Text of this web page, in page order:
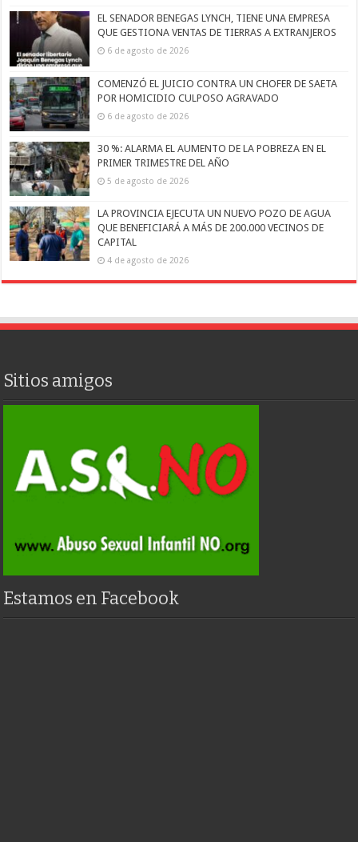
EL SENADOR BENEGAS LYNCH, TIENE UNA EMPRESA
QUE GESTIONA VENTAS DE TIERRAS A EXTRANJEROS
6 de agosto de 2026
COMENZÓ EL JUICIO CONTRA UN CHOFER DE SAETA
POR HOMICIDIO CULPOSO AGRAVADO
6 de agosto de 2026
30 %: ALARMA EL AUMENTO DE LA POBREZA EN EL
PRIMER TRIMESTRE DEL AÑO
5 de agosto de 2026
LA PROVINCIA EJECUTA UN NUEVO POZO DE AGUA
QUE BENEFICIARÁ A MÁS DE 200.000 VECINOS DE
CAPITAL
4 de agosto de 2026
Sitios amigos
Estamos en Facebook